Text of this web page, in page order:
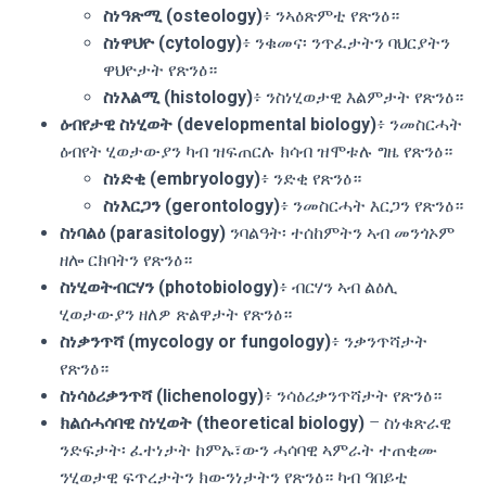
ስነዓጽሚ (osteology)፥ ንኣዕጽምቲ የጽንዕ።
ስነዋህዮ (cytology)፥ ንቁመና፡ ንጥፈታትን ባህርያትን
ዋህዮታት የጽንዕ።
ስነእልሚ (histology)፥ ንስነሂወታዊ እልምታት የጽንዕ።
ዕብየታዊ ስነሂወት (developmental biology)፥ ንመስርሓት
ዕብየት ሂወታውያን ካብ ዝፍጠርሉ ክሳብ ዝሞቱሉ ግዜ የጽንዕ።
ስነድቂ (embryology)፥ ንድቂ የጽንዕ።
ስነእርጋን (gerontology)፥ ንመስርሓት እርጋን የጽንዕ።
ስነባልዕ (parasitology) ንባልዓት፡ ተሰከምትን ኣብ መንጎኦም
ዘሎ ርክባትን የጽንዕ።
ስነሂወትብርሃን (photobiology)፥ ብርሃን ኣብ ልዕሊ
ሂወታውያን ዘለዎ ጽልዋታት የጽንዕ።
ስነቃንጥሻ (mycology or fungology)፥ ንቃንጥሻታት
የጽንዕ።
ስነሳዕሪቃንጥሻ (lichenology)፥ ንሳዕሪቃንጥሻታት የጽንዕ።
ክልሰሓሳባዊ ስነሂወት (theoretical biology) – ስነቁጽራዊ
ንድፍታት፡ ፈተነታት ከምኡ፣ውን ሓሳባዊ ኣምራት ተጠቂሙ
ንሂወታዊ ፍጥረታትን ክውንነታትን የጽንዕ። ካብ ዓበይቲ